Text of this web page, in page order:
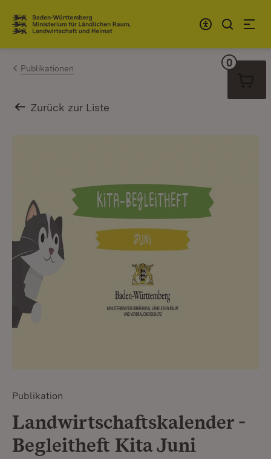
Zum Inhalt springen
Link zur Startseite
Publikationen
Zurück zur Liste
Publikation
Landwirtschaftskalender -
Begleitheft Kita Juni
0